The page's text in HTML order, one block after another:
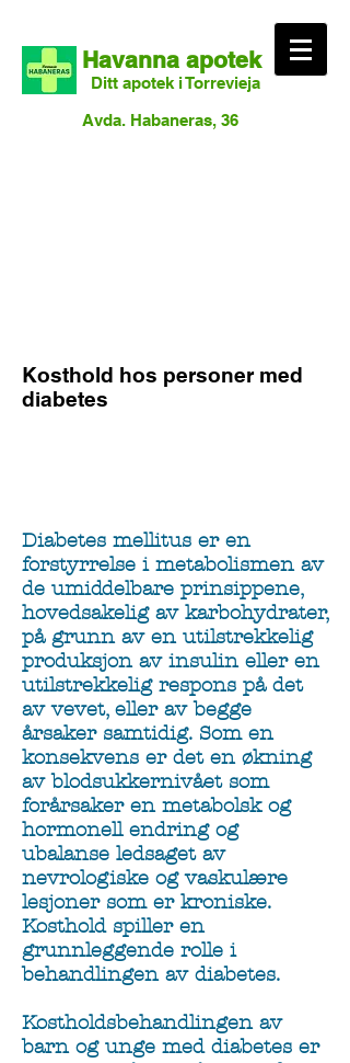
Havanna apotek
Ditt apotek i Torrevieja
Avda. Habaneras, 36
Kosthold hos personer med
diabetes
Diabetes mellitus er en
forstyrrelse i metabolismen av
de umiddelbare prinsippene,
hovedsakelig av karbohydrater,
på grunn av en utilstrekkelig
produksjon av insulin eller en
utilstrekkelig respons på det
av vevet, eller av begge
årsaker samtidig. Som en
konsekvens er det en økning
av blodsukkernivået som
forårsaker en metabolsk og
hormonell endring og
ubalanse ledsaget av
nevrologiske og vaskulære
lesjoner som er kroniske.
Kosthold spiller en
grunnleggende rolle i
behandlingen av diabetes.
Kostholdsbehandlingen av
barn og unge med diabetes er